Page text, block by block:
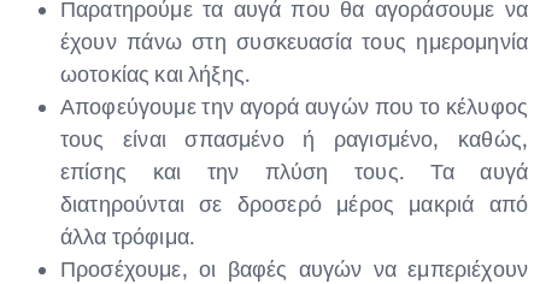
Παρατηρούμε τα αυγά που θα αγοράσουμε να
έχουν πάνω στη συσκευασία τους ημερομηνία
ωοτοκίας και λήξης.
Αποφεύγουμε την αγορά αυγών που το κέλυφος
τους είναι σπασμένο ή ραγισμένο, καθώς,
επίσης και την πλύση τους. Τα αυγά
διατηρούνται σε δροσερό μέρος μακριά από
άλλα τρόφιμα.
Προσέχουμε, οι βαφές αυγών να εμπεριέχουν